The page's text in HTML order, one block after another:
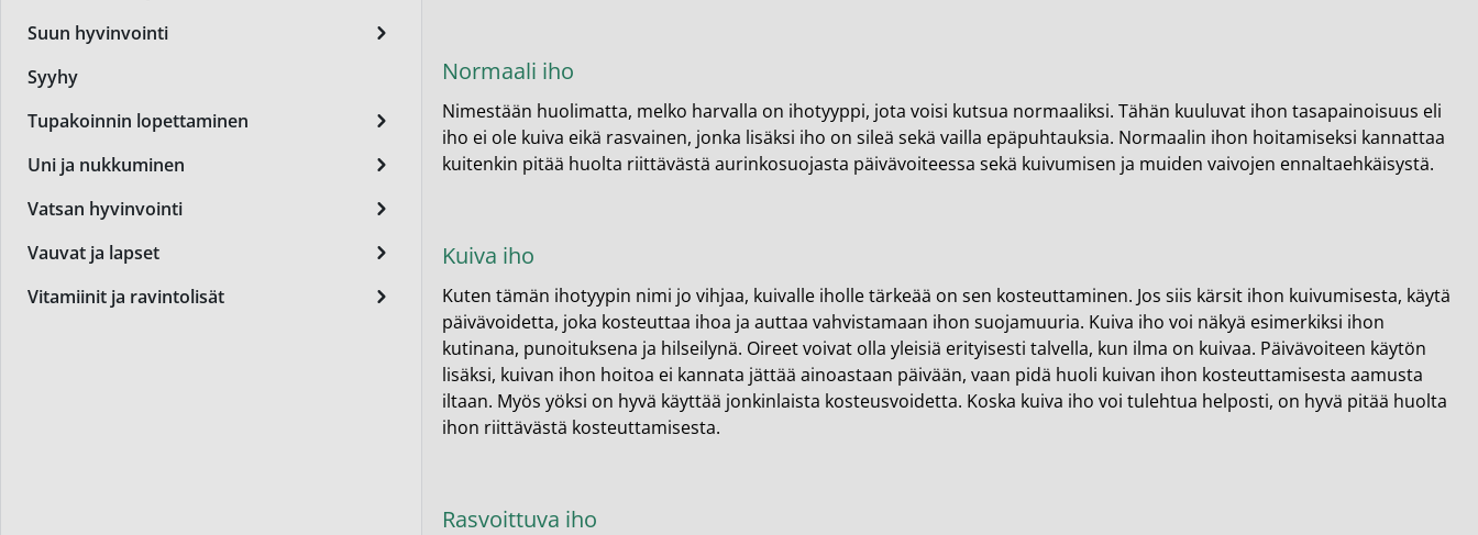
Suun hyvinvointi
Syyhy
Tupakoinnin lopettaminen
Uni ja nukkuminen
Vatsan hyvinvointi
Vauvat ja lapset
Vitamiinit ja ravintolisät
Päivävoiteet
Seerumit
Värikosmetiikka
Yövoiteet
Mikroneulaus ja Gua sha
End of the navigation. Close navigation.
Normaali iho
Nimestään huolimatta, melko harvalla on ihotyyppi, jota voisi kutsua normaaliksi. Tähän kuuluvat ihon tasapainoisuus eli
iho ei ole kuiva eikä rasvainen, jonka lisäksi iho on sileä sekä vailla epäpuhtauksia. Normaalin ihon hoitamiseksi kannattaa
kuitenkin pitää huolta riittävästä aurinkosuojasta päivävoiteessa sekä kuivumisen ja muiden vaivojen ennaltaehkäisystä.
Kuiva iho
Kuten tämän ihotyypin nimi jo vihjaa, kuivalle iholle tärkeää on sen kosteuttaminen. Jos siis kärsit ihon kuivumisesta, käytä
päivävoidetta, joka kosteuttaa ihoa ja auttaa vahvistamaan ihon suojamuuria. Kuiva iho voi näkyä esimerkiksi ihon
kutinana, punoituksena ja hilseilynä. Oireet voivat olla yleisiä erityisesti talvella, kun ilma on kuivaa. Päivävoiteen käytön
lisäksi, kuivan ihon hoitoa ei kannata jättää ainoastaan päivään, vaan pidä huoli kuivan ihon kosteuttamisesta aamusta
iltaan. Myös yöksi on hyvä käyttää jonkinlaista kosteusvoidetta. Koska kuiva iho voi tulehtua helposti, on hyvä pitää huolta
ihon riittävästä kosteuttamisesta.
Rasvoittuva iho